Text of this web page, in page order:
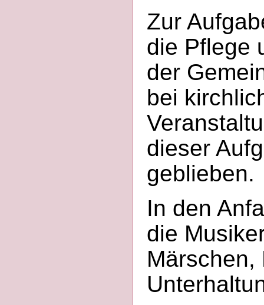
Zur
die Pflege
der
bei
dieser
geblieben.
In den
die
Märschen,